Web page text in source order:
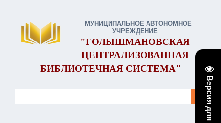
МУНИЦИПАЛЬНОЕ АВТОНОМНОЕ
УЧРЕЖДЕНИЕ
"ГОЛЫШМАНОВСКАЯ
ЦЕНТРАЛИЗОВАННАЯ
БИБЛИОТЕЧНАЯ СИСТЕМА"